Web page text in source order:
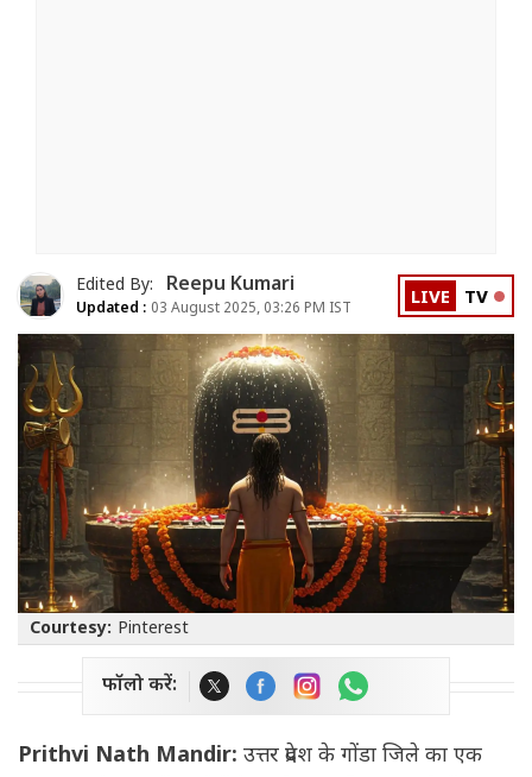
Edited By: Reepu Kumari
Updated : 03 August 2025, 03:26 PM IST LIVE TV
Courtesy: Pinterest
फॉलो करें:
Prithvi Nath Mandir: उत्तर प्रदेश के गोंडा जिले का एक